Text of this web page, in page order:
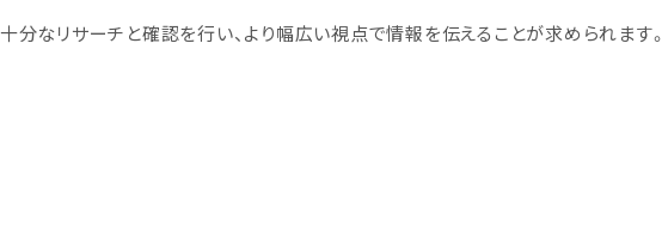
分なリサーチと確認を行い、より幅広い視点で情報を伝えることが求められます。